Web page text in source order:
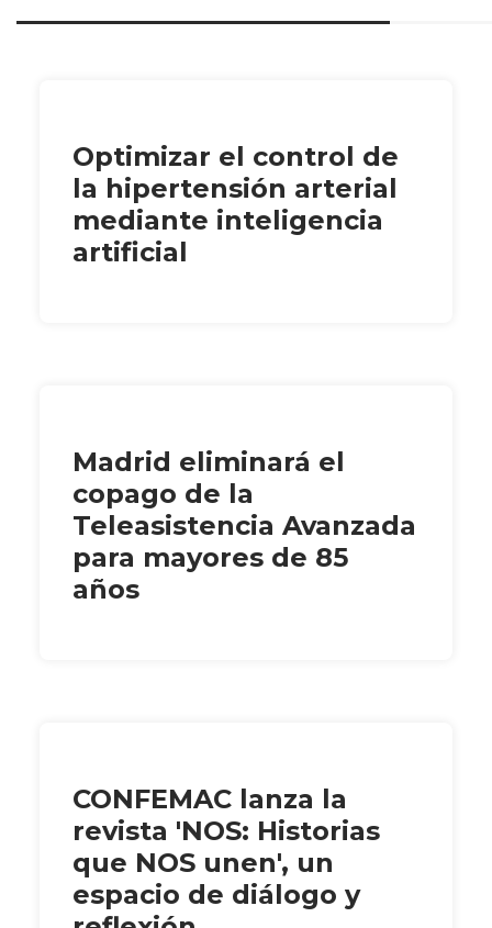
Optimizar el control de
la hipertensión arterial
mediante inteligencia
artificial
Madrid eliminará el
copago de la
Teleasistencia Avanzada
para mayores de 85
años
CONFEMAC lanza la
revista 'NOS: Historias
que NOS unen', un
espacio de diálogo y